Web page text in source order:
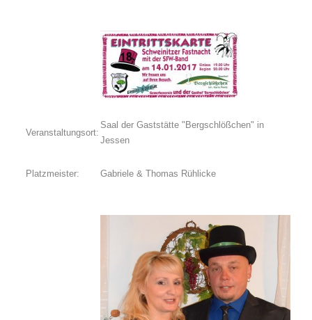
Veranstaltungsort:
Saal der Gaststätte "Bergschlößchen" in
Jessen
Platzmeister: Gabriele & Thomas Rühlicke